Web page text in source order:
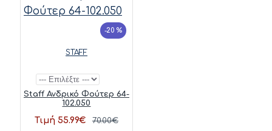
-20 %
STAFF
Staff Ανδρικό Φούτερ 64-
102.050
Τιμή 55.99€ 70.00€